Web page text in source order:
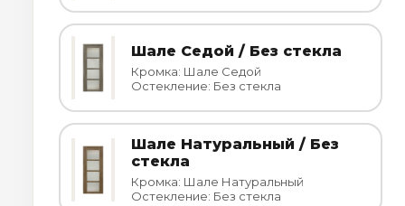
Шале Седой / Без стекла
Кромка: Шале Седой
Остекление: Без стекла
Шале Натуральный / Без
стекла
Кромка: Шале Натуральный
Остекление: Без стекла